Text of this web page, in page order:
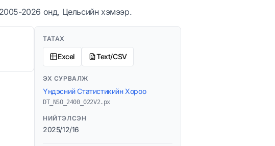
2026 онд, Цельсийн хэмээр.
ТАТАХ
Excel Text/CSV
ЭХ СУРВАЛЖ
Үндэсний Статистикийн Хороо
DT_NSO_2400_022V2.px
НИЙТЭЛСЭН
2025/12/16